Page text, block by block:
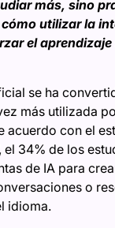
más, sino
utilizar la
el
se ha
más utilizada
acuerdo con el
el 34% de los
de IA para
o
idioma.